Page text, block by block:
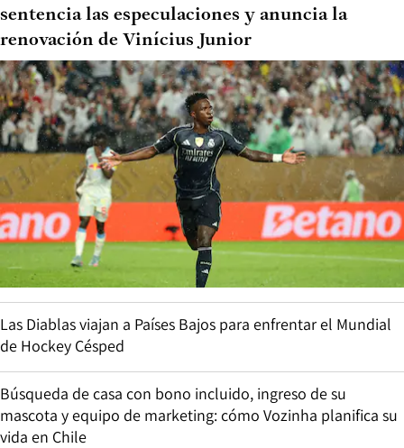
sentencia las especulaciones y anuncia la
renovación de Vinícius Junior
Las Diablas viajan a Países Bajos para enfrentar el Mundial
de Hockey Césped
Búsqueda de casa con bono incluido, ingreso de su
mascota y equipo de marketing: cómo Vozinha planifica su
vida en Chile